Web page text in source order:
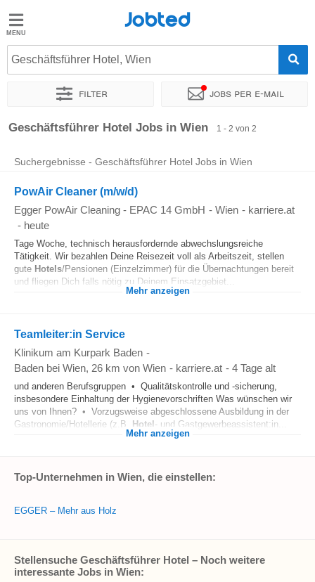
Jobted
Jobs
Jobted
Geschäftsführer Hotel, Wien
Filter Jobs per e-mail
Sortieren nach Genauer Standort Unternehmen
Geschäftsführer Hotel Jobs in Wien 1 - 2 von 2
Suchergebnisse - Geschäftsführer Hotel Jobs in Wien
PowAir Cleaner (m/w/d)
Egger PowAir Cleaning - EPAC 14 GmbH - Wien - karriere.at
- heute
Tage Woche, technisch herausfordernde abwechslungsreiche
Tätigkeit. Wir bezahlen Deine Reisezeit voll als Arbeitszeit, stellen
gute Hotels/Pensionen (Einzelzimmer) für die Übernachtungen bereit
und fliegen Dich falls nötig zu Deinem Einsatzgebiet...
Mehr anzeigen
Teamleiter:in Service
Klinikum am Kurpark Baden -
Baden bei Wien, 26 km von Wien - karriere.at - 4 Tage alt
und anderen Berufsgruppen • Qualitätskontrolle und -sicherung,
insbesondere Einhaltung der Hygienevorschriften Was wünschen wir
uns von Ihnen? • Vorzugsweise abgeschlossene Ausbildung in der
Gastronomie/Hotellerie (z.B. Hotel- und Gastgewerbeassistent:in...
Mehr anzeigen
Top-Unternehmen in Wien, die einstellen:
EGGER – Mehr aus Holz
Stellensuche Geschäftsführer Hotel – Noch weitere
interessante Jobs in Wien: